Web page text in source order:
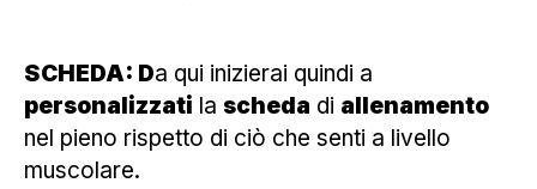
SCHEDA: Da qui inizierai quindi a
personalizzati la scheda di allenamento
nel pieno rispetto di ciò che senti a livello
muscolare.